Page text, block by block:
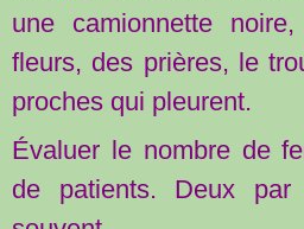
une camionnette
fleurs, des prières, le
proches qui pleurent.
Évaluer le nombre de
de patients. Deux